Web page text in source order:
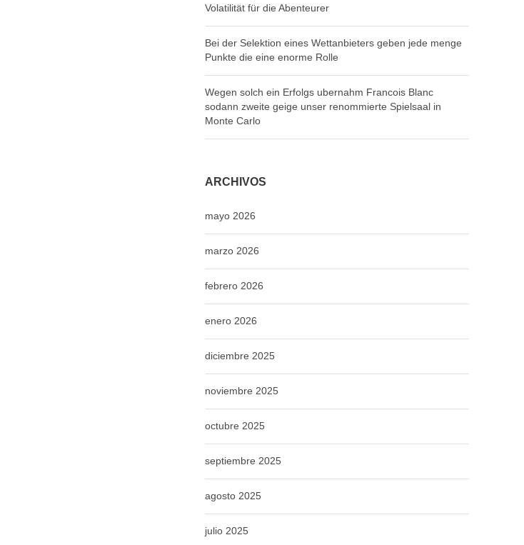
Volatilität für die Abenteurer
Bei der Selektion eines Wettanbieters geben jede menge
Punkte die eine enorme Rolle
Wegen solch ein Erfolgs ubernahm Francois Blanc
sodann zweite geige unser renommierte Spielsaal in
Monte Carlo
ARCHIVOS
mayo 2026
marzo 2026
febrero 2026
enero 2026
diciembre 2025
noviembre 2025
octubre 2025
septiembre 2025
agosto 2025
julio 2025